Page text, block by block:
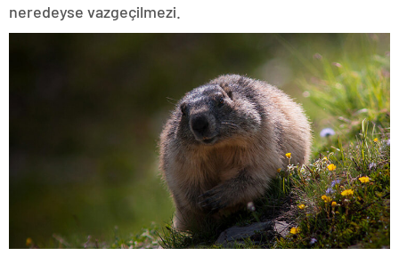
neredeyse vazgeçilmezi.